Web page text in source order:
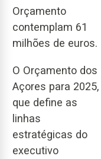
Orçamento
contemplam 61
milhões de euros.
O Orçamento dos
Açores para 2025,
que define as
linhas
estratégicas do
executivo